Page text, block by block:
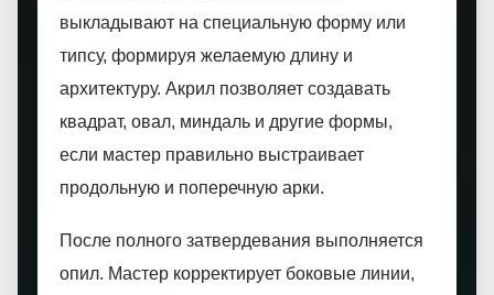
выкладывают на специальную форму или
типсу, формируя желаемую длину и
архитектуру. Акрил позволяет создавать
квадрат, овал, миндаль и другие формы,
если мастер правильно выстраивает
продольную и поперечную арки.
После полного затвердевания выполняется
опил. Мастер корректирует боковые линии,